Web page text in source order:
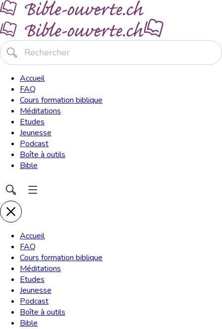
Accueil
FAQ
Cours formation biblique
Méditations
Etudes
Jeunesse
Podcast
Boîte à outils
Bible
Accueil
FAQ
Cours formation biblique
Méditations
Etudes
Jeunesse
Podcast
Boîte à outils
Bible